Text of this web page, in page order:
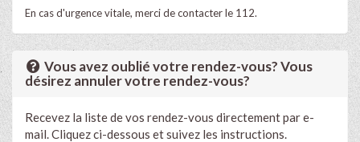
En cas d'urgence vitale, merci de contacter le 112.
Vous avez oublié votre rendez-vous? Vous
désirez annuler votre rendez-vous?
Recevez la liste de vos rendez-vous directement par e-
mail. Cliquez ci-dessous et suivez les instructions.